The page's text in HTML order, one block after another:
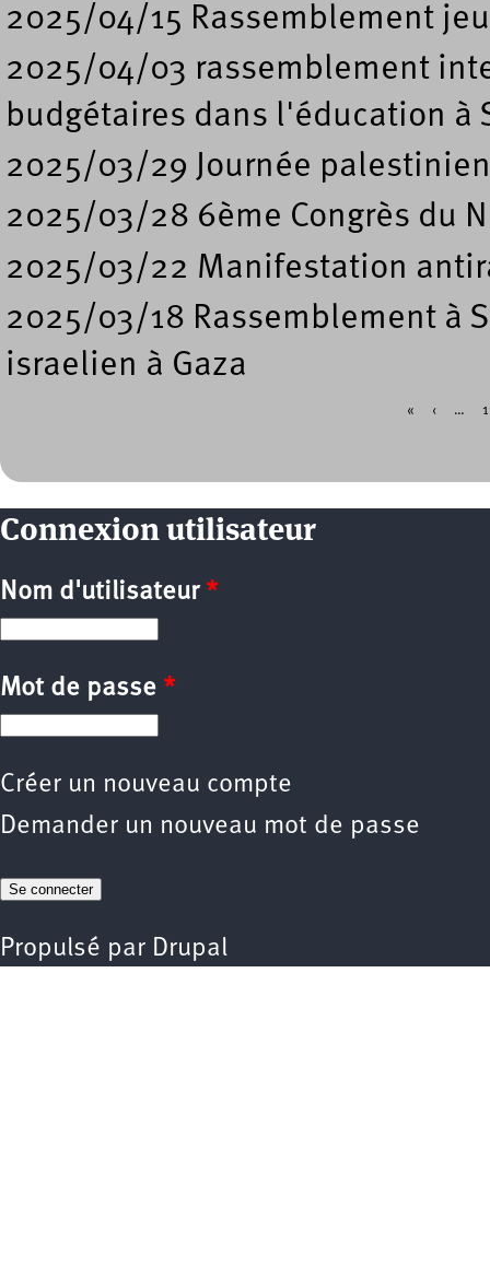
2025/04/15 Rassemblement
2025/04/03 rassemblement
budgétaires dans l'éducation à
2025/03/29 Journée
2025/03/28 6ème Congrès du
2025/03/22 Manifestation
2025/03/18 Rassemblement à
israelien à Gaza
« ‹ …
Connexion utilisateur
Nom d'utilisateur *
Mot de passe *
Créer un nouveau compte
Demander un nouveau mot de passe
Propulsé par Drupal